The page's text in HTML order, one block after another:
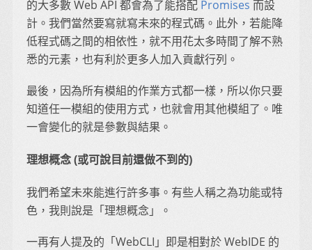
的大多數 Web API 都會為了能搭配 Promises 而設
計。我們當然要寫就寫未來的程式碼。此外，若能降
低程式碼之間的相依性，就不用花太多時間了解不熟
悉的元素，也有利於更多人加入貢獻行列。
最後，因為所有模組的作業方式都一樣，所以你只要
知道任一模組的使用方式，也就會用其他模組了。唯
一會變化的就是參數與結果。
理想概念 (或可說目前還做不到的)
我們希望未來能進行許多事。有些人稱之為功能或特
色，我則說是「理想概念」。
一再有人提及的「WebCLI」即是相對於 WebIDE 的